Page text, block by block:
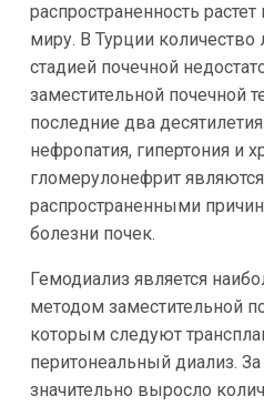
распространенность
миру. В Турции
стадией почечной
заместительной почечной
последние два
нефропатия, гипертония и
гломерулонефрит
распространенными
болезни почек.
Гемодиализ является
методом заместительной
которым следуют
перитонеальный диализ.
значительно выросло